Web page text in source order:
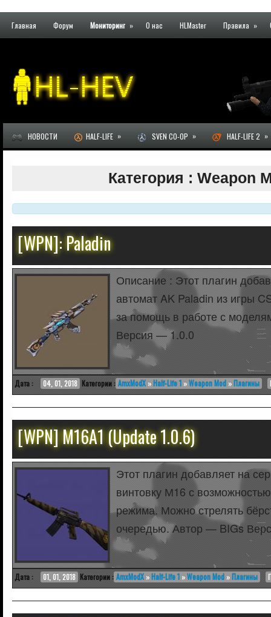
Главная Форум Мониторинг » О нас HLMaster Правила »
НОВОСТИ HALF-LIFE » SVEN CO-OP » HALF-LIFE 2 »
Категория : Weapon
[WPN]: Paladin
Описание : Этот плагин
автомат AK Paladin из игры
за помощь в работе с
Версия — 1.0.0
Дата : 04, 01, 2018 Категории : AmxModX »Half-Life 1 »Weapon Mod »Плагины
[WPN] M16A1 (Update 1.0.6)
Этот плагин добавляет на
винтовку М16 с
режима. Можно стрелять
очередью. Автор — BIGs
Дата : 01, 01, 2018 Категории : AmxModX »Half-Life 1 »Weapon Mod »Плагины